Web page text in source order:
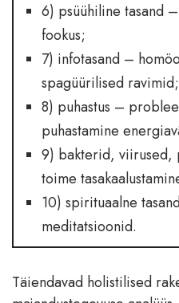
6) psüühiline tasand
fookus;
7) infotasand –
spagüürilised ravimid;
8) puhastus –
puhastamine
9) bakterid, viirused,
toime
10) spirituaalne
meditatsioonid.
Täiendavad holistilised